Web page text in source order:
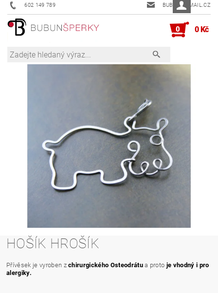
602 149 789 BUBUN@EMAIL.CZ
0 0 Kč
HOŠÍK HROŠÍK
Přívěsek je vyroben zchirurgického Osteodrátua proto je vhodný i pro
alergiky.